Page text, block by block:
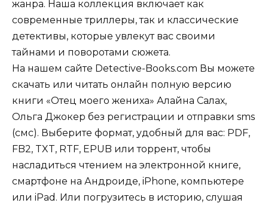
жанра. Наша коллекция включает как
современные триллеры, так и классические
детективы, которые увлекут вас своими
тайнами и поворотами сюжета.
На нашем сайте Detective-Books.com Вы можете
скачать или читать онлайн полную версию
книги «Отец моего жениха» Алайна Салах,
Ольга Джокер без регистрации и отправки sms
(смс). Выберите формат, удобный для вас: PDF,
FB2, TXT, RTF, EPUB или торрент, чтобы
насладиться чтением на электронной книге,
смартфоне на Андроиде, iPhone, компьютере
или iPad. Или погрузитесь в историю, слушая